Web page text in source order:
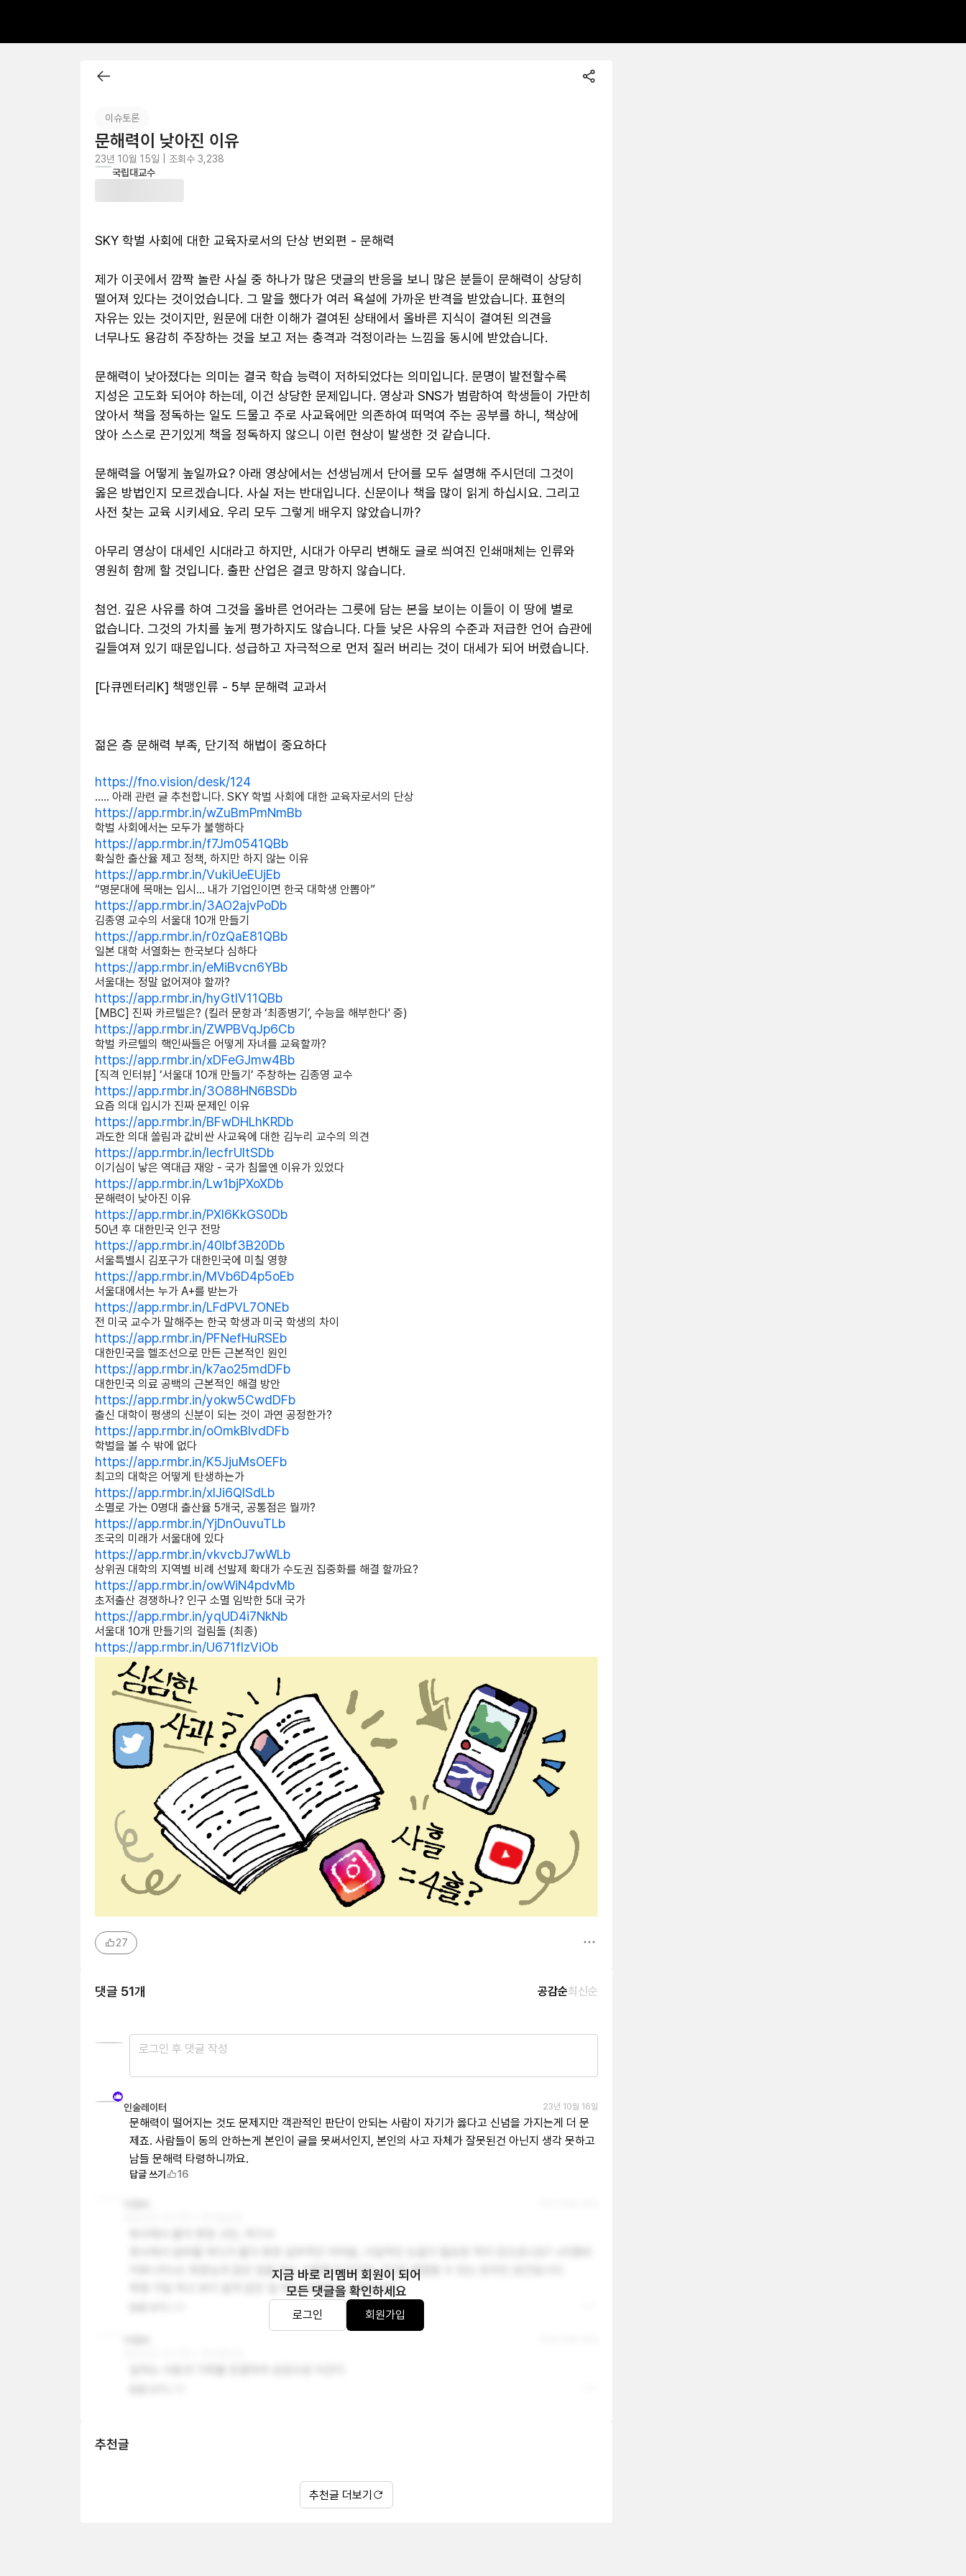
이슈토론
문해력이 낮아진 이유
23년 10월 15일 | 조회수 3,238
국 국립대교수
SKY 학벌 사회에 대한 교육자로서의 단상 번외편 - 문해력
제가 이곳에서 깜짝 놀란 사실 중 하나가 많은 댓글의 반응을 보니 많은 분들이 문해력이 상당히
떨어져 있다는 것이었습니다. 그 말을 했다가 여러 욕설에 가까운 반격을 받았습니다. 표현의
자유는 있는 것이지만, 원문에 대한 이해가 결여된 상태에서 올바른 지식이 결여된 의견을
너무나도 용감히 주장하는 것을 보고 저는 충격과 걱정이라는 느낌을 동시에 받았습니다.
문해력이 낮아졌다는 의미는 결국 학습 능력이 저하되었다는 의미입니다. 문명이 발전할수록
지성은 고도화 되어야 하는데, 이건 상당한 문제입니다. 영상과 SNS가 범람하여 학생들이 가만히
앉아서 책을 정독하는 일도 드물고 주로 사교육에만 의존하여 떠먹여 주는 공부를 하니, 책상에
앉아 스스로 끈기있게 책을 정독하지 않으니 이런 현상이 발생한 것 같습니다.
문해력을 어떻게 높일까요? 아래 영상에서는 선생님께서 단어를 모두 설명해 주시던데 그것이
옳은 방법인지 모르겠습니다. 사실 저는 반대입니다. 신문이나 책을 많이 읽게 하십시요. 그리고
사전 찾는 교육 시키세요. 우리 모두 그렇게 배우지 않았습니까?
아무리 영상이 대세인 시대라고 하지만, 시대가 아무리 변해도 글로 씌여진 인쇄매체는 인류와
영원히 함께 할 것입니다. 출판 산업은 결코 망하지 않습니다.
첨언. 깊은 사유를 하여 그것을 올바른 언어라는 그릇에 담는 본을 보이는 이들이 이 땅에 별로
없습니다. 그것의 가치를 높게 평가하지도 않습니다. 다들 낮은 사유의 수준과 저급한 언어 습관에
길들여져 있기 때문입니다. 성급하고 자극적으로 먼저 질러 버리는 것이 대세가 되어 버렸습니다.
https://fno.vision/desk/124
..... 아래 관련 글 추천합니다. SKY 학벌 사회에 대한 교육자로서의 단상
https://app.rmbr.in/wZuBmPmNmBb
학벌 사회에서는 모두가 불행하다
https://app.rmbr.in/f7Jm0541QBb
확실한 출산율 제고 정책, 하지만 하지 않는 이유
https://app.rmbr.in/VukiUeEUjEb
“명문대에 목매는 입시… 내가 기업인이면 한국 대학생 안뽑아”
https://app.rmbr.in/3AO2ajvPoDb
김종영 교수의 서울대 10개 만들기
https://app.rmbr.in/r0zQaE81QBb
일본 대학 서열화는 한국보다 심하다
https://app.rmbr.in/eMiBvcn6YBb
서울대는 정말 없어져야 할까?
https://app.rmbr.in/hyGtlV11QBb
[MBC] 진짜 카르텔은? (킬러 문항과 ‘최종병기’, 수능을 해부한다' 중)
https://app.rmbr.in/ZWPBVqJp6Cb
학벌 카르텔의 핵인싸들은 어떻게 자녀를 교육할까?
https://app.rmbr.in/xDFeGJmw4Bb
[직격 인터뷰] ‘서울대 10개 만들기’ 주창하는 김종영 교수
https://app.rmbr.in/3O88HN6BSDb
요즘 의대 입시가 진짜 문제인 이유
https://app.rmbr.in/BFwDHLhKRDb
과도한 의대 쏠림과 값비싼 사교육에 대한 김누리 교수의 의견
https://app.rmbr.in/lecfrUItSDb
이기심이 낳은 역대급 재앙 - 국가 침몰엔 이유가 있었다
https://app.rmbr.in/Lw1bjPXoXDb
문해력이 낮아진 이유
https://app.rmbr.in/PXI6KkGS0Db
50년 후 대한민국 인구 전망
https://app.rmbr.in/40Ibf3B20Db
서울특별시 김포구가 대한민국에 미칠 영향
https://app.rmbr.in/MVb6D4p5oEb
서울대에서는 누가 A+를 받는가
https://app.rmbr.in/LFdPVL7ONEb
전 미국 교수가 말해주는 한국 학생과 미국 학생의 차이
https://app.rmbr.in/PFNefHuRSEb
대한민국을 헬조선으로 만든 근본적인 원인
https://app.rmbr.in/k7ao25mdDFb
대한민국 의료 공백의 근본적인 해결 방안
https://app.rmbr.in/yokw5CwdDFb
출신 대학이 평생의 신분이 되는 것이 과연 공정한가?
https://app.rmbr.in/oOmkBIvdDFb
학벌을 볼 수 밖에 없다
https://app.rmbr.in/K5JjuMsOEFb
최고의 대학은 어떻게 탄생하는가
https://app.rmbr.in/xIJi6QISdLb
소멸로 가는 0명대 출산율 5개국, 공통점은 뭘까?
https://app.rmbr.in/YjDnOuvuTLb
조국의 미래가 서울대에 있다
https://app.rmbr.in/vkvcbJ7wWLb
상위권 대학의 지역별 비례 선발제 확대가 수도권 집중화를 해결 할까요?
https://app.rmbr.in/owWiN4pdvMb
초저출산 경쟁하나? 인구 소멸 임박한 5대 국가
https://app.rmbr.in/yqUD4i7NkNb
서울대 10개 만들기의 걸림돌 (최종)
https://app.rmbr.in/U671flzViOb
27
댓글 51개 공감순최신순
닉네임으로 작성
인 인술레이터 23년 10월 16일
문해력이 떨어지는 것도 문제지만 객관적인 판단이 안되는 사람이 자기가 옳다고 신념을 가지는게 더 문
제죠. 사람들이 동의 안하는게 본인이 글을 못써서인지, 본인의 사고 자체가 잘못된건 아닌지 생각 못하고
남들 문해력 타령하니까요.
답글 쓰기 16
지금 바로 리멤버 회원이 되어
모든 댓글을 확인하세요
로그인 회원가입
커뮤니티>는 회원님과 같은 일을 하는 사람들과 이러한 고민을 해결할 수 있는 온라인 공간입니다.
회원 가입 하고 보다 쉽게 같은 일 하는 사람들과 소통하세요
추천글
추천글 더보기